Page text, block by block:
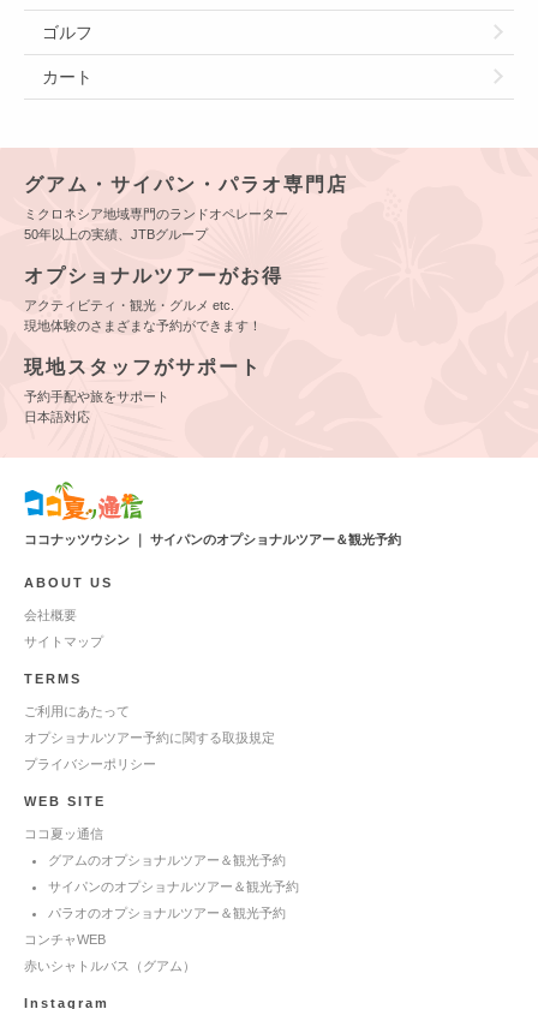
ゴルフ
カート
グアム・サイパン・パラオ専門店
ミクロネシア地域専門のランドオペレーター
50年以上の実績、JTBグループ
オプショナルツアーがお得
アクティビティ・観光・グルメ etc.
現地体験のさまざまな予約ができます！
現地スタッフがサポート
予約手配や旅をサポート
日本語対応
ココナッツウシン ｜ サイパンのオプショナルツアー＆観光予約
ABOUT US
会社概要
サイトマップ
TERMS
ご利用にあたって
オプショナルツアー予約に関する取扱規定
プライバシーポリシー
WEB SITE
ココ夏ッ通信
グアムのオプショナルツアー＆観光予約
サイパンのオプショナルツアー＆観光予約
パラオのオプショナルツアー＆観光予約
コンチャWEB
赤いシャトルバス（グアム）
Instagram